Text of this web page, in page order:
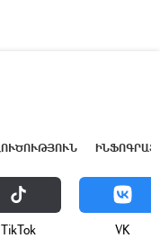
ТikТоk VK